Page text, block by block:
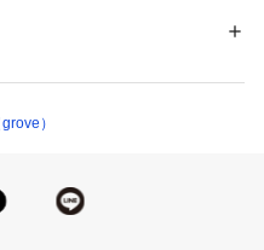
ロイ素材
フォンなどの環境により、
合もございます。
ブラック（119） ポリエステル
ン4％ 毛2％
）